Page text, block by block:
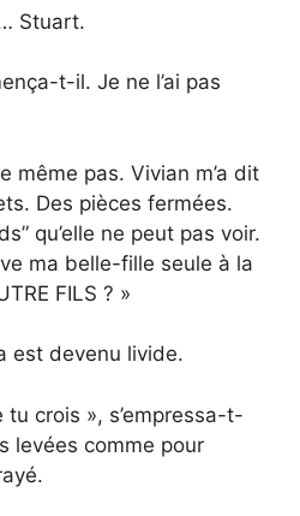
Stuart.
t-il. Je ne l’ai pas
même pas. Vivian m’a dit
Des pièces fermées.
qu’elle ne peut pas voir.
ma belle-fille seule à la
FILS ? »
est devenu livide.
tu crois », s’empressa-t-
levées comme pour